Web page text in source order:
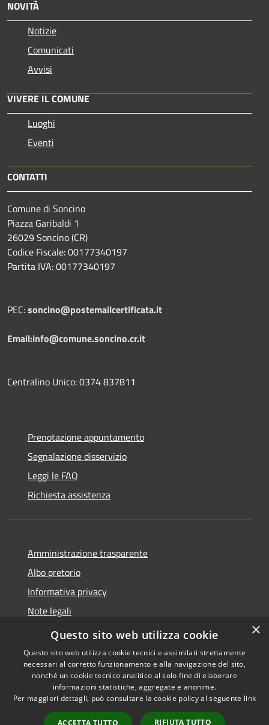
NOVITÀ
Notizie
Comunicati
Avvisi
VIVERE IL COMUNE
Luoghi
Eventi
CONTATTI
Comune di Soncino
Piazza Garibaldi 1
26029 Soncino (CR)
Codice Fiscale: 00177340197
Partita IVA: 00177340197
PEC:soncino@postemailcertificata.it
Email:info@comune.soncino.cr.it
Centralino Unico: 0374 837811
Prenotazione appuntamento
Segnalazione disservizio
Leggi le FAQ
Richiesta assistenza
Amministrazione trasparente
Albo pretorio
Informativa privacy
Note legali
Dichiarazione di accessibilità
Accessibilità
Copyright © 2026 • Comune di
Soncino • Powered by
Municipium• Accesso
×
Questo sito web utilizza cookie
Questo sito web utilizza cookie tecnici e assimilati strettamente
necessari al corretto funzionamento e alla navigazione del sito,
nonché un cookie tecnico analitico al solo fine di elaborare
informazioni statistiche, aggregate e anonime.
Per maggiori dettagli, può consultare la cookie policy al seguente link
ACCETTA TUTTO RIFIUTA TUTTO